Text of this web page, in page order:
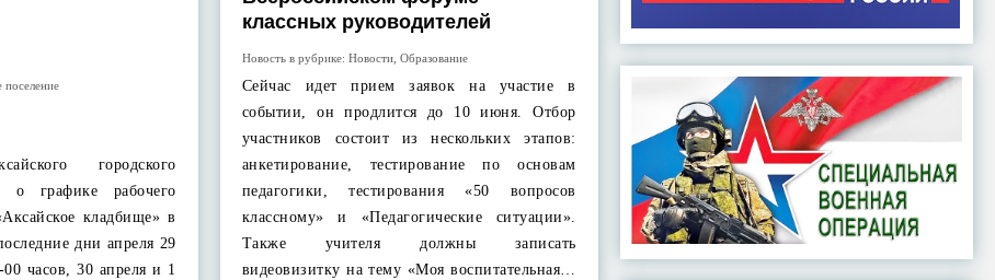
поселение
городского
о графике рабочего
кладбище» в
дни апреля 29
часов, 30 апреля и 1
классных руководителей
Новость в рубрике: Новости, Образование
Сейчас идет прием заявок на участие в
событии, он продлится до 10 июня. Отбор
участников состоит из нескольких этапов:
анкетирование, тестирование по основам
педагогики, тестирования «50 вопросов
классному» и «Педагогические ситуации».
Также учителя должны записать
видеовизитку на тему «Моя воспитательная…